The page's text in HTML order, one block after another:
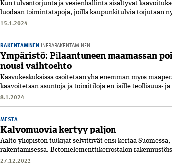
Kun tulvantorjunta ja vesienhallinta sisältyvät
luodaan toimintatapoja, joilla kaupunkitulvia torjutaan
15.1.2024
RAKENTAMINEN INFRARAKENTAMINEN
Ympäristö: Pilaantuneen maamassan
nousi vaihtoehto
Kasvukeskuksissa osoitetaan yhä enemmän myös
kaavoitetaan asuntoja ja toimitiloja entisille teollisuus-
8.1.2024
MESTA
Kalvomuovia kertyy paljon
Aalto-yliopiston tutkijat selvittivät ensi kertaa
rakentamisessa. Betonielementtikerrostalon
27.12.2022